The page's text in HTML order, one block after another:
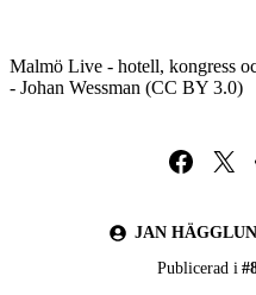
Malmö Live - hotell, kongress
- Johan Wessman (CC BY 3.0)
Dela påDela på
JAN
Publicerad i #